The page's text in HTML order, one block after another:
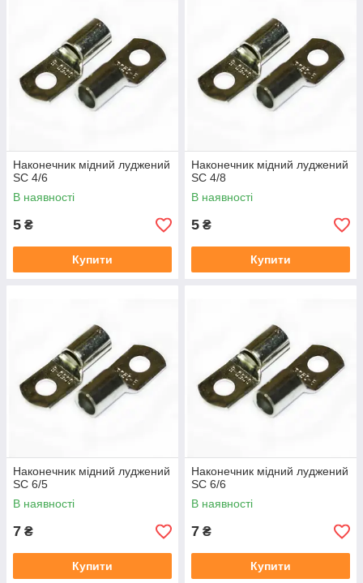
Наконечник мідний луджений
SC 4/6
В наявності
5 ₴
Купити
Наконечник мідний луджений
SC 4/8
В наявності
5 ₴
Купити
Наконечник мідний луджений
SC 6/5
В наявності
7 ₴
Купити
Наконечник мідний луджений
SC 6/6
В наявності
7 ₴
Купити